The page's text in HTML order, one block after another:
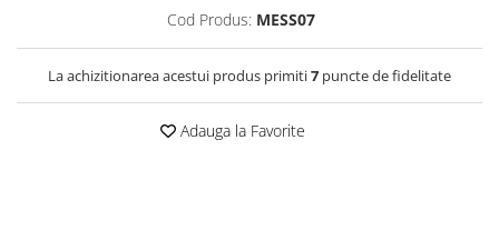
Cod Produs: MESS07
La achizitionarea acestui produs primiti7 puncte de fidelitate
Adauga la Favorite